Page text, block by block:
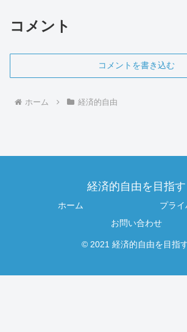
コメント
コメントを書き込む
ホーム 経済的自由
経済的自由を目指す
ホーム
プラ
お問い合わせ
© 2021 経済的自由を目指